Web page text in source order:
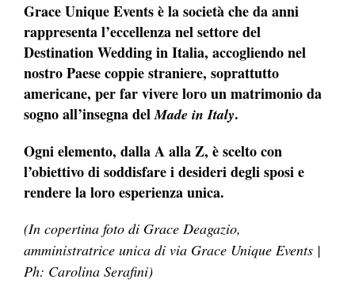
Grace Unique Events è la società che da anni
rappresenta l’eccellenza nel settore del
Destination Wedding in Italia, accogliendo nel
nostro Paese coppie straniere, soprattutto
americane, per far vivere loro un matrimonio da
sogno all’insegna delMade in Italy.
Ogni elemento, dalla A alla Z, è scelto con
l’obiettivo di soddisfare i desideri degli sposi e
rendere la loro esperienza unica.
(In copertina foto di Grace Deagazio,
amministratrice unica di via Grace Unique Events |
Ph: Carolina Serafini)